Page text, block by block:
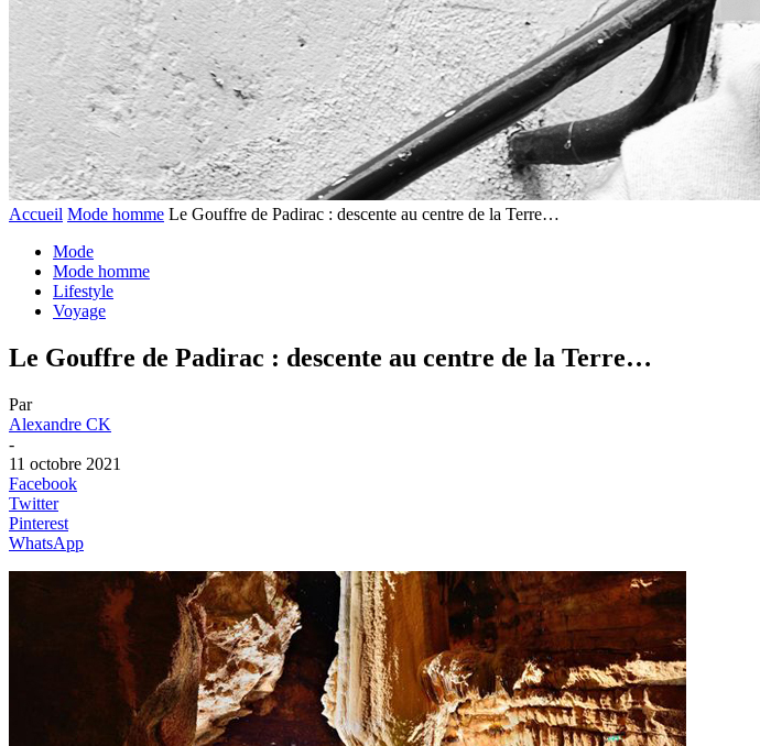
Accueil Mode homme Le Gouffre de Padirac : descente au centre de la Terre…
Mode
Mode homme
Lifestyle
Voyage
Le Gouffre de Padirac : descente au centre de la Terre…
Par
Alexandre CK
-
11 octobre 2021
Facebook
Twitter
Pinterest
WhatsApp